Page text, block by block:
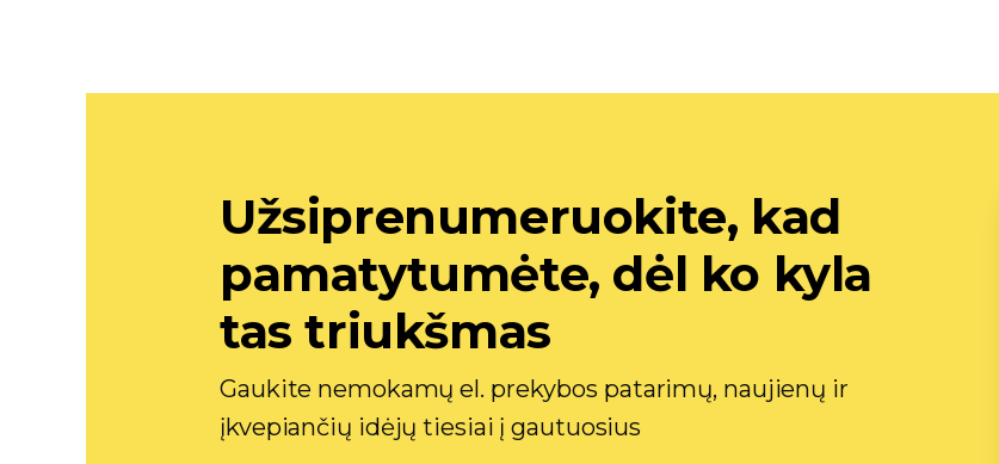
Užsiprenumeruokite, kad
pamatytumėte, dėl ko kyla
tas triukšmas
Gaukite nemokamų el. prekybos patarimų, naujienų ir
įkvepiančių idėjų tiesiai į gautuosius